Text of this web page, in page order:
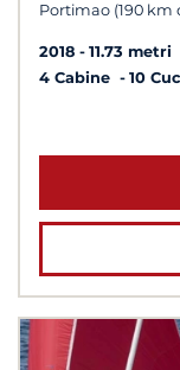
Portimao (190 km
2018
11.73 metri
4 Cabine
10